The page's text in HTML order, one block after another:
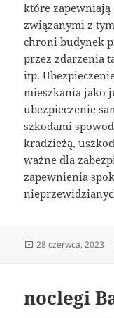
które
związanymi z
chroni budynek
przez zdarzenia
itp.
mieszkania jako
ubezpieczenie
szkodami
kradzieżą,
ważne dla
zapewnienia
Data
28 czerwca, 2023
noclegi